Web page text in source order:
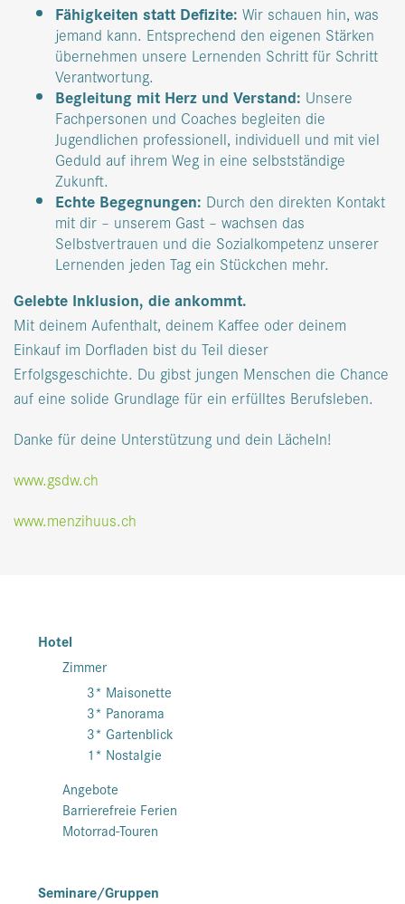
Fähigkeiten statt Defizite: Wir schauen hin, was
jemand kann. Entsprechend den eigenen Stärken
übernehmen unsere Lernenden Schritt für Schritt
Verantwortung.
Begleitung mit Herz und Verstand: Unsere
Fachpersonen und Coaches begleiten die
Jugendlichen professionell, individuell und mit viel
Geduld auf ihrem Weg in eine selbstständige
Zukunft.
Echte Begegnungen: Durch den direkten Kontakt
mit dir – unserem Gast – wachsen das
Selbstvertrauen und die Sozialkompetenz unserer
Lernenden jeden Tag ein Stückchen mehr.
Gelebte Inklusion, die ankommt.
Mit deinem Aufenthalt, deinem Kaffee oder deinem
Einkauf im Dorfladen bist du Teil dieser
Erfolgsgeschichte. Du gibst jungen Menschen die Chance
auf eine solide Grundlage für ein erfülltes Berufsleben.
Danke für deine Unterstützung und dein Lächeln!
www.gsdw.ch
www.menzihuus.ch
Hotel
Zimmer
3* Maisonette
3* Panorama
3* Gartenblick
1* Nostalgie
Angebote
Barrierefreie Ferien
Motorrad-Touren
Seminare/Gruppen